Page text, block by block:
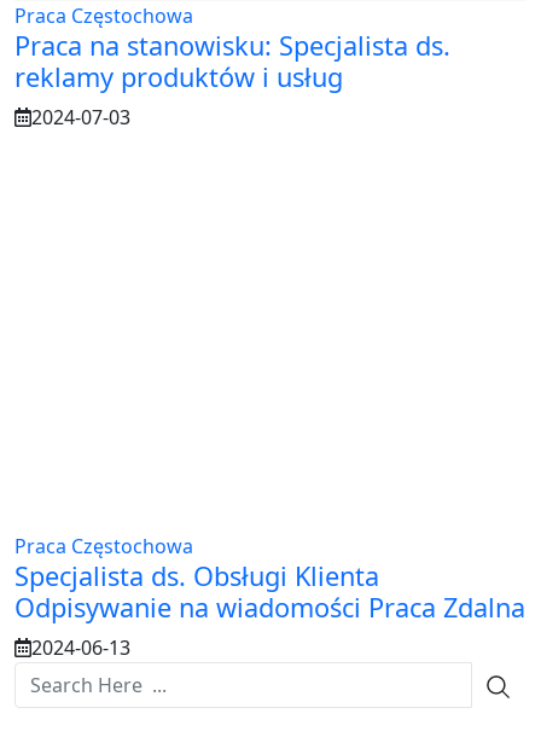
Praca Częstochowa
Praca na stanowisku: Specjalista ds.
reklamy produktów i usług
2024-07-03
Praca Częstochowa
Specjalista ds. Obsługi Klienta
Odpisywanie na wiadomości Praca Zdalna
2024-06-13